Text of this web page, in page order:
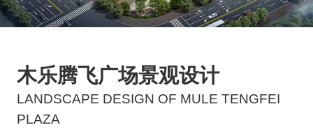
木乐腾飞广场景观设计
LANDSCAPE DESIGN OF MULE TENGFEI
PLAZA